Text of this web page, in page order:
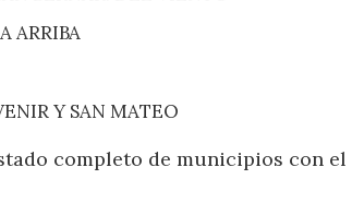
ARRIBA
Y SAN MATEO
completo de municipios con el